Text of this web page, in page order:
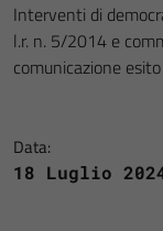
Interventi di
l.r. n. 5/2014 e
comunicazione
Data:
18 Luglio